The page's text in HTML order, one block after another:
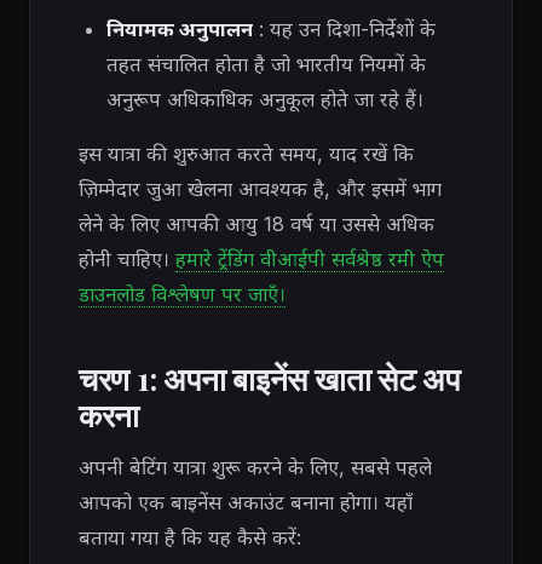
नियामक अनुपालन: यह उन दिशा-निर्देशों के
तहत संचालित होता है जो भारतीय नियमों के
अनुरूप अधिकाधिक अनुकूल होते जा रहे हैं।
इस यात्रा की शुरुआत करते समय, याद रखें कि
ज़िम्मेदार जुआ खेलना आवश्यक है, और इसमें भाग
लेने के लिए आपकी आयु 18 वर्ष या उससे अधिक
होनी चाहिए। हमारे ट्रेंडिंग वीआईपी सर्वश्रेष्ठ रमी ऐप
डाउनलोड विश्लेषण पर जाएँ।
चरण 1: अपना बाइनेंस खाता सेट अप
करना
अपनी बेटिंग यात्रा शुरू करने के लिए, सबसे पहले
आपको एक बाइनेंस अकाउंट बनाना होगा। यहाँ
बताया गया है कि यह कैसे करें: